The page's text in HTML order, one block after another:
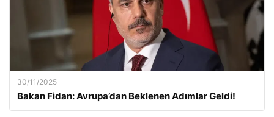
30/11/2025
Bakan Fidan: Avrupa’dan Beklenen Adımlar Geldi!